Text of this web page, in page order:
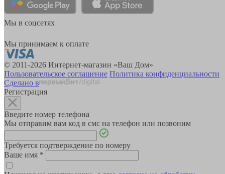
Мы в соцсетях
Мы принимаем к оплате
© 2011-2026 Интернет-магазин «Ваш Дом»
Пользовательское соглашение Политика конфиденциальности
Сделано в
Регистрация
Введите номер телефона
Мы отправим вам код в смс на телефон или позвоним
Требуется подтверждение по номеру
Ваше имя *